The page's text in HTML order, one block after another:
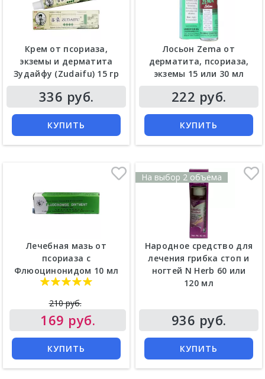
Крем от псориаза,
экземы и дерматита
Зудайфу (Zudaifu) 15 гр
336 руб.
КУПИТЬ
Лосьон Zema от
дерматита, псориаза,
экземы 15 или 30 мл
222 руб.
КУПИТЬ
Лечебная мазь от
псориаза с
Флюоцинонидом 10 мл
210 руб.
169 руб.
КУПИТЬ
На выбор 2 объема
Народное средство для
лечения грибка стоп и
ногтей N Herb 60 или
120 мл
936 руб.
КУПИТЬ